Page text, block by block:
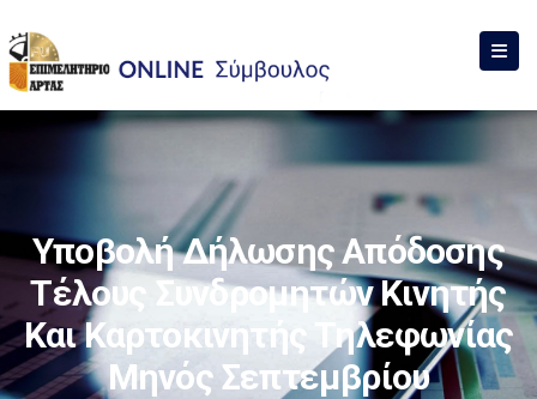
Υποβολή Δήλωσης Απόδοσης
Τέλους Συνδρομητών Κινητής
Και Καρτοκινητής Τηλεφωνίας
Μηνός Σεπτεμβρίου